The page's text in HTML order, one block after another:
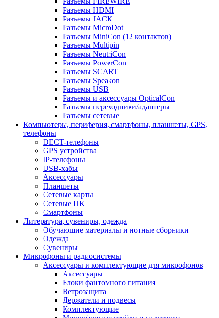
Разъемы HDMI
Разъемы JACK
Разъемы MicroDot
Разъемы MiniCon (12 контактов)
Разъемы Multipin
Разъемы NeutriCon
Разъемы PowerCon
Разъемы SCART
Разъемы Speakon
Разъемы USB
Разъемы и аксессуары OpticalCon
Разъемы переходники/адаптеры
Разъемы сетевые
Компьютеры, периферия, смартфоны, планшеты, GPS,
телефоны
DECT-телефоны
GPS устройства
IP-телефоны
USB-хабы
Аксессуары
Планшеты
Сетевые карты
Сетевые ПК
Смартфоны
Литература, сувениры, одежда
Обучающие материалы и нотные сборники
Одежда
Сувениры
Микрофоны и радиосистемы
Аксессуары и комплектующие для микрофонов
Аксессуары
Блоки фантомного питания
Ветрозащита
Держатели и подвесы
Комплектующие